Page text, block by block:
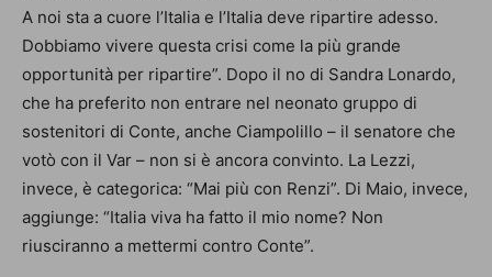
A noi sta a cuore l’Italia e l’Italia deve ripartire adesso.
Dobbiamo vivere questa crisi come la più grande
opportunità per ripartire”. Dopo il no di Sandra Lonardo,
che ha preferito non entrare nel neonato gruppo di
sostenitori di Conte, anche Ciampolillo – il senatore che
votò con il Var – non si è ancora convinto. La Lezzi,
invece, è categorica: “Mai più con Renzi”. Di Maio, invece,
aggiunge: “Italia viva ha fatto il mio nome? Non
riusciranno a mettermi contro Conte”.